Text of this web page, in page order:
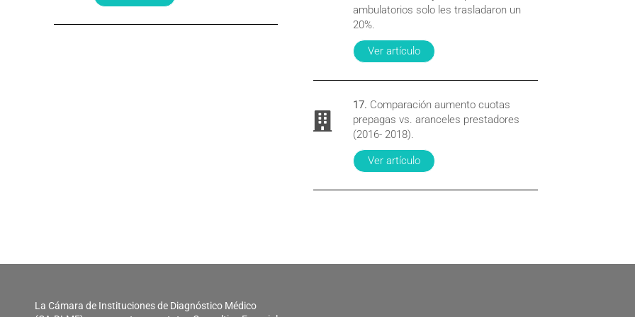
ambulatorios solo les trasladaron un
20%.
Ver artículo
17. Comparación aumento cuotas
prepagas vs. aranceles prestadores
(2016- 2018).
Ver artículo
La Cámara de Instituciones de Diagnóstico Médico